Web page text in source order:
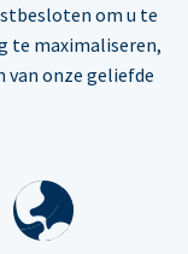
om u te
te maximaliseren,
van onze geliefde